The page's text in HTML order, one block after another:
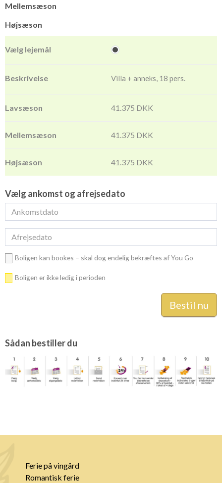
Mellemsæson
Højsæson
Villa + anneks, 18 pers.
41.375 DKK
41.375 DKK
41.375 DKK
Vælg ankomst og afrejsedato
Boligen kan bookes – skal dog endelig bekræftes af You Go
Boligen er ikke ledig i perioden
Sådan bestiller du
Ferie på vingård
Romantisk ferie